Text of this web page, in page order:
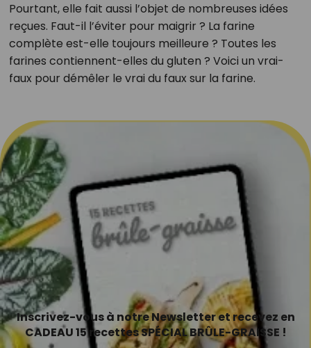
Pourtant, elle fait aussi l’objet de nombreuses idées
reçues. Faut-il l’éviter pour maigrir ? La farine
complète est-elle toujours meilleure ? Toutes les
farines contiennent-elles du gluten ? Voici un vrai-
faux pour démêler le vrai du faux sur la farine.
Inscrivez-vous à notre Newsletter et recevez en
CADEAU 15 recettes SPÉCIAL BRÛLE-GRAISSE !